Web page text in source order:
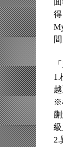
1.
※
2.